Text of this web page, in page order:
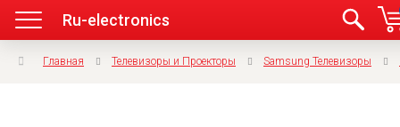
Ru-electronics
Главная Телевизоры и Проекторы Samsung Телевизоры